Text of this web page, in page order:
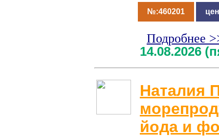
№:460201
Подробнее
14.08.2026
Наталия
йода и